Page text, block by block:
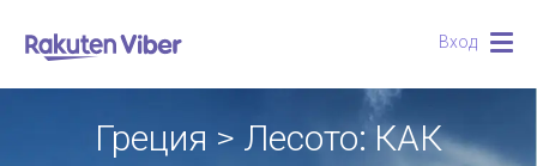
Вход
Греция > Лесото: КАК